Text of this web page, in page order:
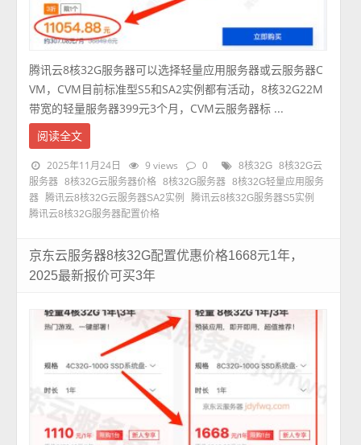
腾讯云8核32G服务器可以选择轻量应用服务器或云服务器C
VM，CVM目前标准型S5和SA2实例都有活动，8核32G22M
带宽的轻量服务器399元3个月，CVM云服务器标 ...
阅读全文
2025年11月24日 9 views 0 8核32G
8核32G云
服务器 8核32G云服务器价格 8核32G服务器 8核32G轻量应用服务
器 腾讯云8核32G云服务器SA2实例
腾讯云8核32G服务器S5实例
腾讯云8核32G服务器配置价格
京东云服务器8核32G配置优惠价格1668元1年，
2025最新报价可买3年